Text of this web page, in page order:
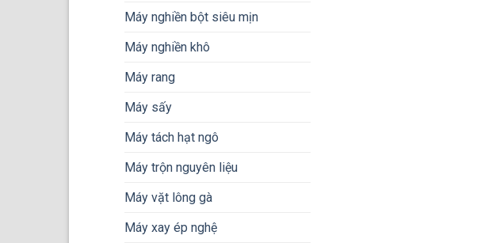
Máy nghiền bột siêu mịn
Máy nghiền khô
Máy rang
Máy sấy
Máy tách hạt ngô
Máy trộn nguyên liệu
Máy vặt lông gà
Máy xay ép nghệ